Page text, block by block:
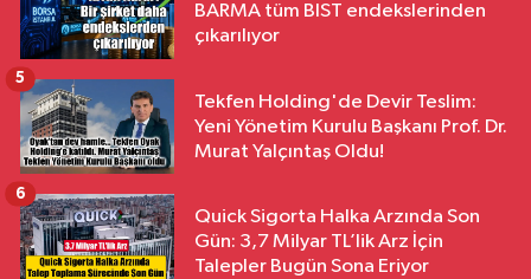
BARMA tüm BIST endekslerinden
çıkarılıyor
Tekfen Holding'de Devir Teslim:
Yeni Yönetim Kurulu Başkanı Prof. Dr.
Murat Yalçıntaş Oldu!
5
Quick Sigorta Halka Arzında Son
Gün: 3,7 Milyar TL’lik Arz İçin
Talepler Bugün Sona Eriyor
6